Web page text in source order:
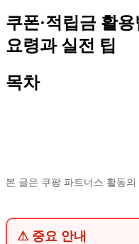
쿠폰·적립금 활
요령과 실전 팁
목차
본 글은 쿠팡 파트너스 활동
⚠ 중요 안내